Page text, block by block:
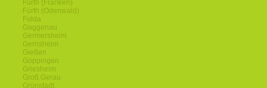
Fürth (Franken)
Fürth (Odenwald)
Fulda
Gaggenau
Germersheim
Gernsheim
Gießen
Göppingen
Griesheim
Groß Gerau
Grünstadt